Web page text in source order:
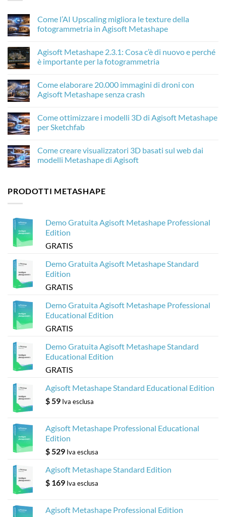
Come l’AI Upscaling migliora le texture della
fotogrammetria in Agisoft Metashape
su
Come
l’AI
le
texture
della
Agisoft
Metashape
Agisoft Metashape 2.3.1: Cosa c’è di nuovo e perché
è importante per la fotogrammetria
su
Agisoft
Metashape
c’è
nuovo
è
importante
per
Come elaborare 20.000 immagini di droni con
Agisoft Metashape senza crash
su
elaborare
di
con
crash
Come ottimizzare i modelli 3D di Agisoft Metashape
per Sketchfab
su
ottimizzare
di
Agisoft
Come creare visualizzatori 3D basati sul web dai
modelli Metashape di Agisoft
Come
creare
web
modelli
Metashape
Agisoft
PRODOTTI METASHAPE
Demo Gratuita Agisoft Metashape Professional
Edition
GRATIS
Demo Gratuita Agisoft Metashape Standard
Edition
GRATIS
Demo Gratuita Agisoft Metashape Professional
Educational Edition
GRATIS
Demo Gratuita Agisoft Metashape Standard
Educational Edition
GRATIS
Agisoft Metashape Standard Educational Edition
$59 Iva esclusa
Agisoft Metashape Professional Educational
Edition
$529 Iva esclusa
Agisoft Metashape Standard Edition
$ 169 Iva esclusa
Agisoft Metashape Professional Edition